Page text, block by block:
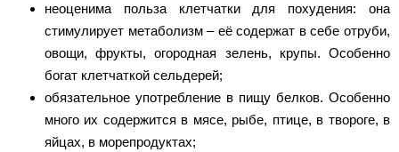
неоценима польза клетчатки для похудения: она
стимулирует метаболизм – её содержат в себе отруби,
овощи, фрукты, огородная зелень, крупы. Особенно
богат клетчаткой сельдерей;
обязательное употребление в пищу белков. Особенно
много их содержится в мясе, рыбе, птице, в твороге, в
яйцах, в морепродуктах;